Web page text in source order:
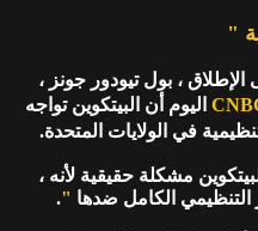
"
، بول تيودور جونز ،
اليوم أن البيتكوين تواجه
في الولايات المتحدة.
مشكلة حقيقية لأنه ،
التنظيمي الكامل ضدها "
.